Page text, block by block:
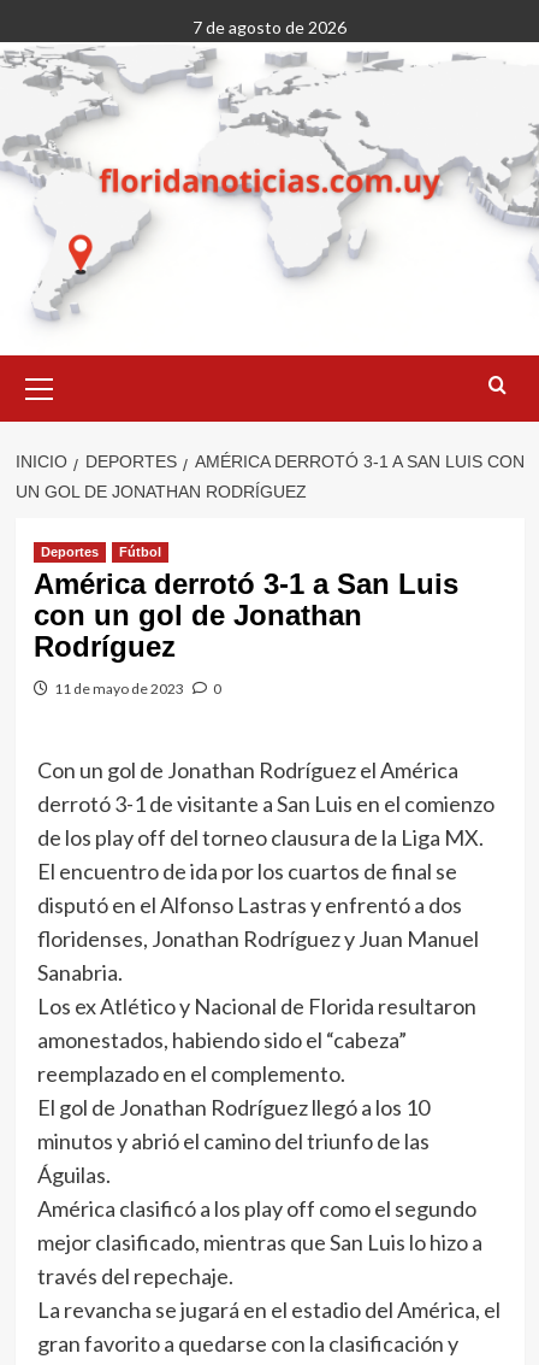
al
contenido
7 de agosto de 2026
primario
INICIO DEPORTES
AMÉRICA DERROTÓ 3-1 A SAN LUIS CON
UN GOL DE JONATHAN RODRÍGUEZ
Deportes Fútbol
América derrotó 3-1 a San Luis
con un gol de Jonathan
Rodríguez
11 de mayo de 2023 0
Con un gol de Jonathan Rodríguez el América
derrotó 3-1 de visitante a San Luis en el comienzo
de los play off del torneo clausura de la Liga MX.
El encuentro de ida por los cuartos de final se
disputó en el Alfonso Lastras y enfrentó a dos
floridenses, Jonathan Rodríguez y Juan Manuel
Sanabria.
Los ex Atlético y Nacional de Florida resultaron
amonestados, habiendo sido el “cabeza”
reemplazado en el complemento.
El gol de Jonathan Rodríguez llegó a los 10
minutos y abrió el camino del triunfo de las
Águilas.
América clasificó a los play off como el segundo
mejor clasificado, mientras que San Luis lo hizo a
través del repechaje.
La revancha se jugará en el estadio del América, el
gran favorito a quedarse con la clasificación y